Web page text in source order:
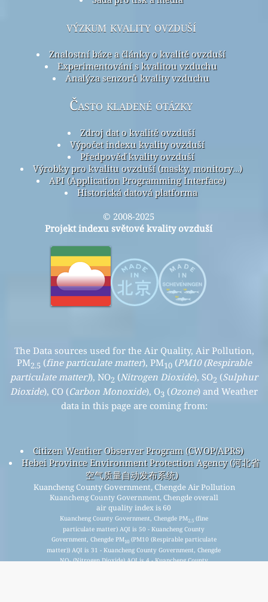
výzkum kvality ovzduší
Znalostní báze a články o kvalitě ovzduší
Experimentování s kvalitou vzduchu
Analýza senzorů kvality vzduchu
Často kladené otázky
Zdroj dat o kvalitě ovzduší
Výpočet indexu kvality ovzduší
Předpověď kvality ovzduší
Výrobky pro kvalitu ovzduší (masky, monitory…)
API (Application Programming Interface)
Historická datová platforma
© 2008-2025
Projekt indexu světové kvality ovzduší
The Data sources used for the Air Quality, Air Pollution,
PM2.5 (fine particulate matter), PM10(PM10 (Respirable
particulate matter)), NO2 (Nitrogen Dioxide), SO2 (Sulphur
Dioxide), CO (Carbon Monoxide), O3 (Ozone) and Weather
data in this page are coming from:
Citizen Weather Observer Program (CWOP/APRS)
Hebei Province Environment Protection Agency (河北省
空气质量自动发布系统)
Kuancheng County Government, Chengde Air Pollution
Kuancheng County Government, Chengde overall
air quality index is 60
Kuancheng County Government, Chengde PM2.5(fine
particulate matter) AQI is 50 - Kuancheng County
Government, Chengde PM10(PM10 (Respirable particulate
matter)) AQI is 31 - Kuancheng County Government, Chengde
NO2(Nitrogen Dioxide) AQI is 4 - Kuancheng County